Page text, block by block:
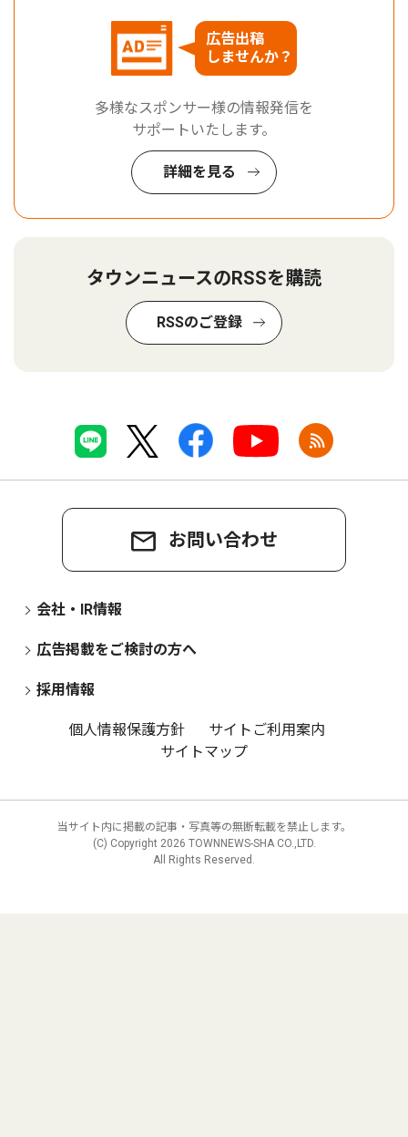
広告出稿
しませんか？
多様なスポンサー様の情報発信を
サポートいたします。
詳細を見る
タウンニュースのRSSを購読
RSSのご登録
お問い合わせ
会社・IR情報
広告掲載をご検討の方へ
採用情報
個人情報保護方針
サイトご利用案内
サイトマップ
当サイト内に掲載の記事・写真等の無断転載を禁止します。
(C) Copyright 2026 TOWNNEWS-SHA CO.,LTD.
All Rights Reserved.